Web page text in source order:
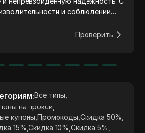
и соблюдении
анонимность,
операции и безопасно получать
с анти-детект браузерами,
Проверить
:Все типы
на прокси
купоны ,Промокоды ,Скидка 50%
15% ,Скидка 10% ,Скидка 5%